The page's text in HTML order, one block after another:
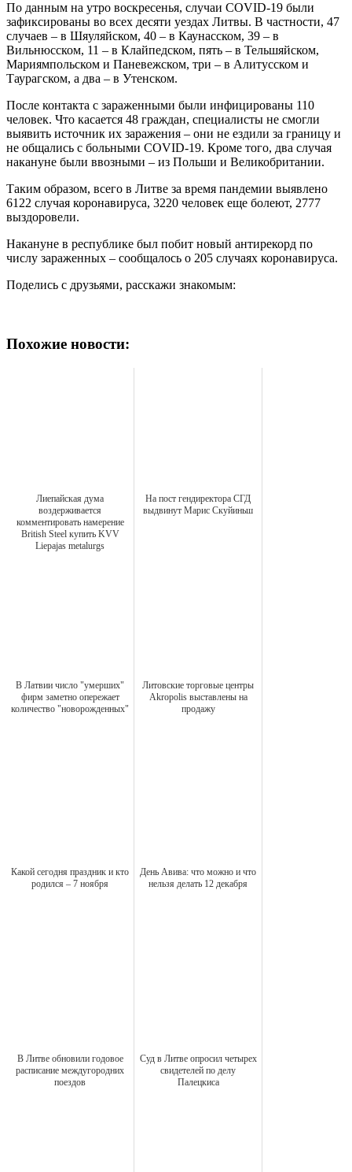
По данным на утро воскресенья, случаи COVID-19 были
зафиксированы во всех десяти уездах Литвы. В частности, 47
случаев – в Шяуляйском, 40 – в Каунасском, 39 – в
Вильнюсском, 11 – в Клайпедском, пять – в Тельшяйском,
Мариямпольском и Паневежском, три – в Алитусском и
Таурагском, а два – в Утенском.
После контакта с зараженными были инфицированы 110
человек. Что касается 48 граждан, специалисты не смогли
выявить источник их заражения – они не ездили за границу и
не общались с больными COVID-19. Кроме того, два случая
накануне были ввозными – из Польши и Великобритании.
Таким образом, всего в Литве за время пандемии выявлено
6122 случая коронавируса, 3220 человек еще болеют, 2777
выздоровели.
Накануне в республике был побит новый антирекорд по
числу зараженных – сообщалось о 205 случаях коронавируса.
Поделись с друзьями, расскажи знакомым:
Похожие новости:
Лиепайская дума
воздерживается
комментировать намерение
British Steel купить KVV
Liepаjas metalurgs
На пост гендиректора СГД
выдвинут Марис Скуйиньш
В Латвии число "умерших"
фирм заметно опережает
количество "новорожденных"
Литовские торговые центры
Akropolis выставлены на
продажу
Какой сегодня праздник и кто
родился – 7 ноября
День Авива: что можно и что
нельзя делать 12 декабря
В Литве обновили годовое
расписание междугородних
поездов
Суд в Литве опросил четырех
свидетелей по делу
Палецкиса